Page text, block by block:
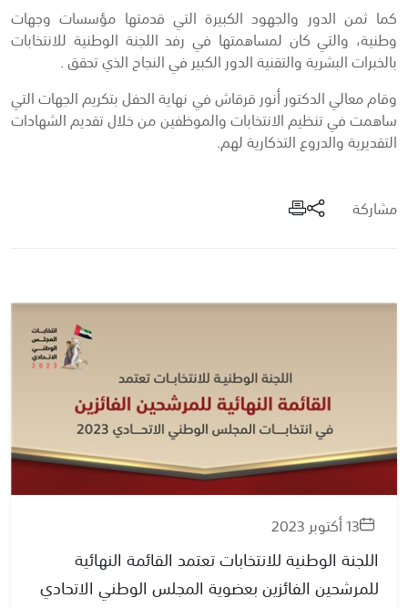
كما ثمن الدور والجهود الكبيرة التي قدمتها مؤسسات وجهات
وطنية، والتي كان لمساهمتها في رفد اللجنة الوطنية للانتخابات
بالخبرات البشرية والتقنية الدور الكبير في النجاح الذي تحقق .
وقام معالي الدكتور أنور قرقاش في نهاية الحفل بتكريم الجهات التي
ساهمت في تنظيم الانتخابات والموظفين من خلال تقديم الشهادات
التقديرية والدروع التذكارية لهم.
مشاركة
13 أكتوبر 2023
اللجنة الوطنية للانتخابات تعتمد القائمة النهائية
للمرشحين الفائزين بعضوية المجلس الوطني الاتحادي